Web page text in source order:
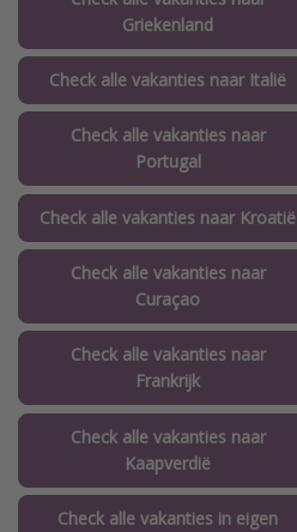
Griekenland
Check alle vakanties naar Italië
Check alle vakanties naar
Portugal
Check alle vakanties naar Kroatië
Check alle vakanties naar
Curaçao
Check alle vakanties naar
Frankrijk
Check alle vakanties naar
Kaapverdië
Check alle vakanties in eigen